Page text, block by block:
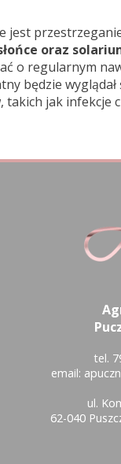
oraz
o regularnym
będzie wyglądał
jak infekcje
tel.
email:
ul.
62-040